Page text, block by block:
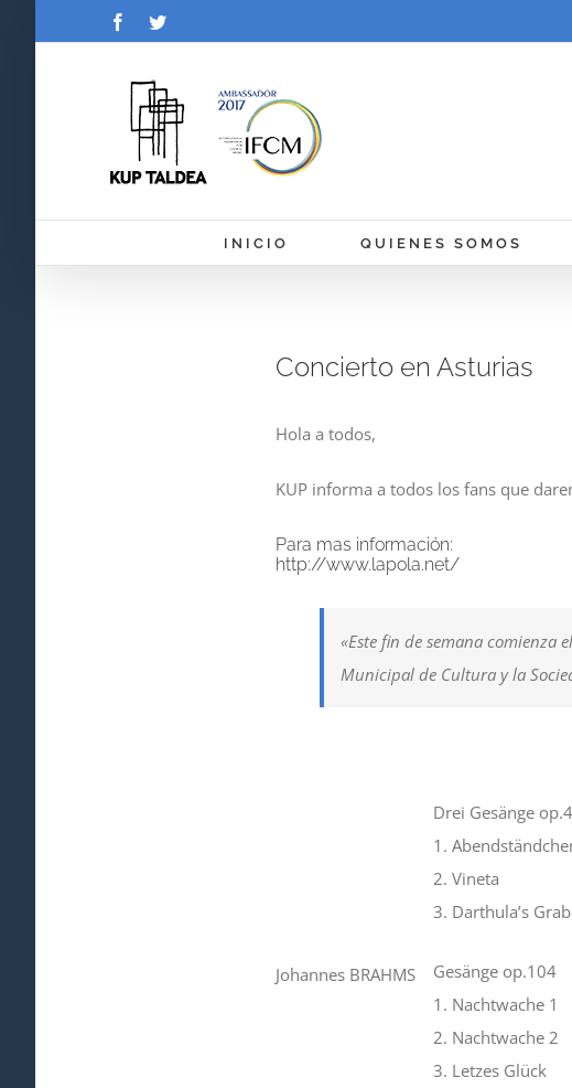
FacebookTwitter
INICIO QUIENES SOMOS
Concierto en Asturias
Hola a todos,
KUP informa a todos los fans que
Para mas información:
http://www.lapola.net/
«Este fin de semana comienza
Municipal de Cultura y la
Johannes BRAHMS
Drei Gesänge
1.
2. Vineta
3. Darthula’s
Gesänge op.104
1. Nachtwache 1
2. Nachtwache 2
3. Letzes Glück